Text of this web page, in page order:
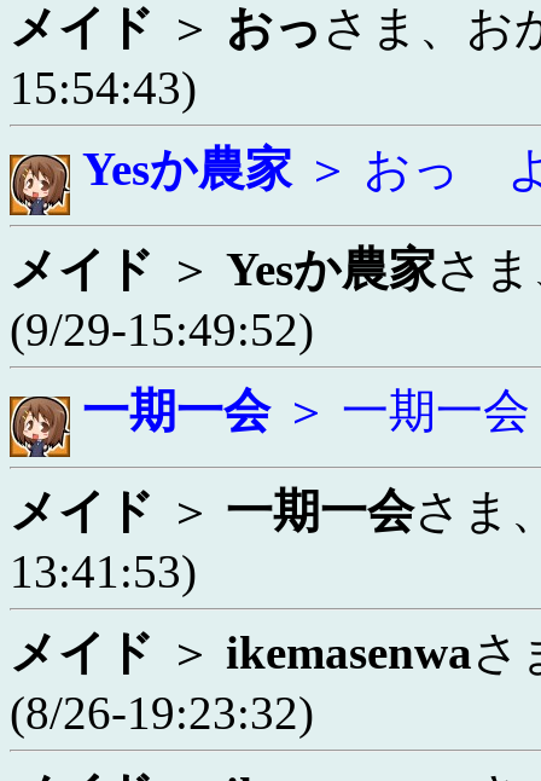
メイド ＞ おっ さま、お
15:54:43)
Yesか農家 ＞ おっ
メイド ＞ Yesか農家さ
(9/29-15:49:52)
一期一会＞ 一期一会
メイド ＞ 一期一会さま
13:41:53)
メイド ＞ ikemasenwaさ
(8/26-19:23:32)